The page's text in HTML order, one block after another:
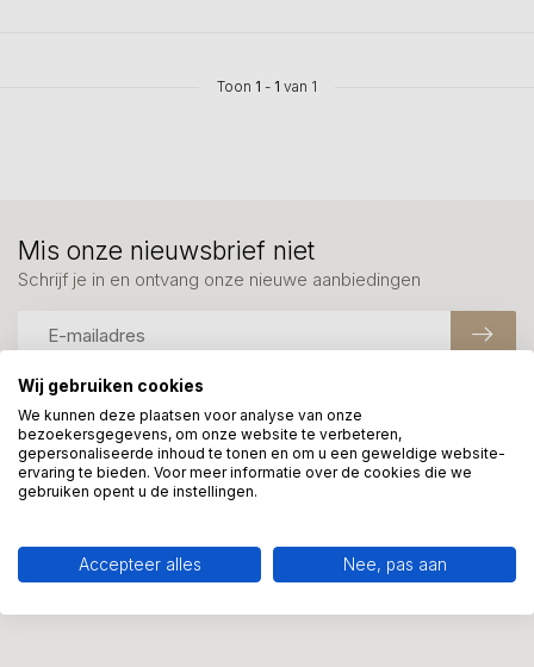
Toon 1 - 1 van 1
Meer informatie?
We helpen graag met uw keuze of geven advies, bel of app
ons 7 dagen per week: 06-23643267
Klantenservice
Mis onze nieuwsbrief niet
Schrijf je in en ontvang onze nieuwe aanbiedingen
Wij gebruiken cookies
We kunnen deze plaatsen voor analyse van onze
bezoekersgegevens, om onze website te verbeteren,
gepersonaliseerde inhoud te tonen en om u een geweldige website-
ervaring te bieden. Voor meer informatie over de cookies die we
gebruiken opent u de instellingen.
Accepteer alles Nee, pas aan